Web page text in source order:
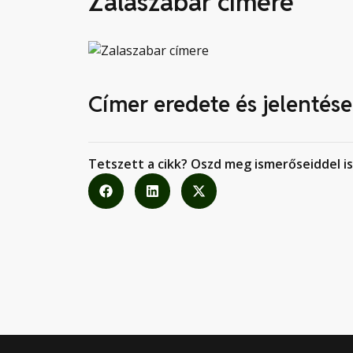
Címer eredete és jelentése
Tetszett a cikk? Oszd meg ismerőseiddel